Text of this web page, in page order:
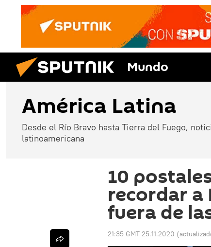
Mundo
América Latina
Desde el Río Bravo hasta Tierra del Fuego,
latinoamericana
10
recordar a
fuera de
21:35 GMT 25.11.2020